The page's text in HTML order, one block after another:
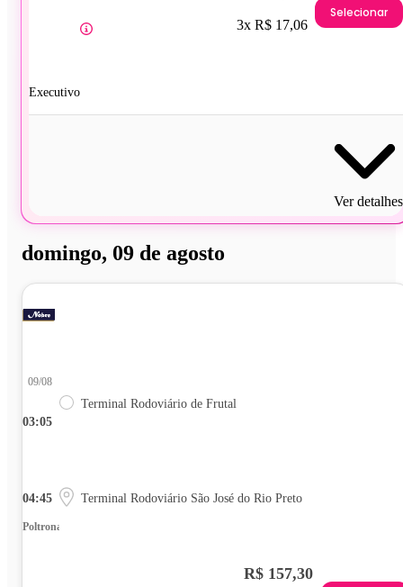
Executivo
3x R$ 17,06
Selecionar
Ver detalhes
domingo, 09 de agosto
03:05
09/08
Terminal Rodoviário de Frutal
04:45 Terminal Rodoviário São José do Rio Preto
Poltrona
R$ 157,30